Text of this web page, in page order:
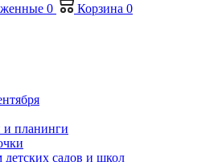
0 Корзина 0
планинги
садов и школ